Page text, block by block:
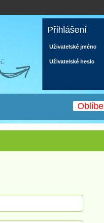
Přihlášení
Uživatelské jméno
Uživatelské heslo